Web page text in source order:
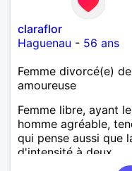
claraflor
Haguenau - 56 ans
Femme divorcé(e)
amoureuse
Femme libre, ayant
homme agréable,
qui pense aussi que
d'intensité à deux.